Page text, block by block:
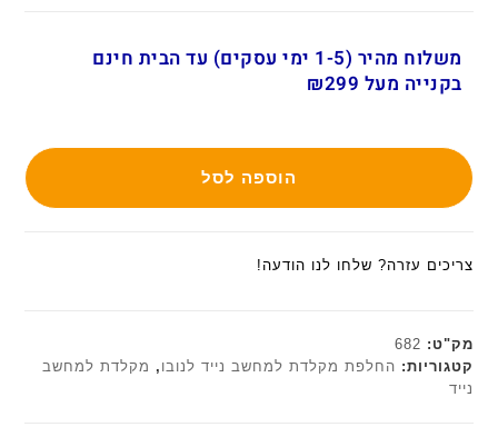
משלוח מהיר (1-5 ימי עסקים) עד הבית חינם
בקנייה מעל ₪299
הוספה לסל
צריכים עזרה? שלחו לנו הודעה!
מק"ט: 682
קטגוריות: החלפת מקלדת למחשב נייד לנובו , מקלדת למחשב
נייד